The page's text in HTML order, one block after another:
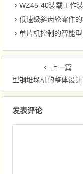
WZ45-40装载工作
低速级斜齿轮零件的机
单片机控制的智能型
上一篇
型钢堆垛机的整体设计[毕业论文
发表评论